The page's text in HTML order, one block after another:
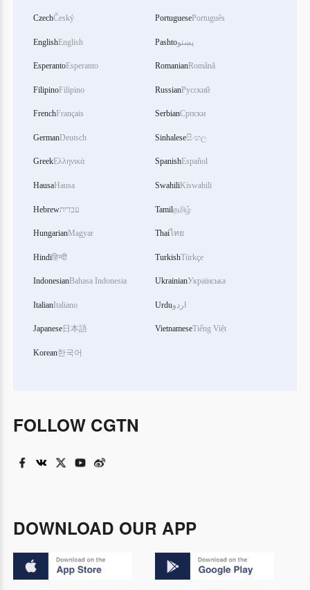
CzechČeský
EnglishEnglish
EsperantoEsperanto
FilipinoFilipino
FrenchFrançais
GermanDeutsch
GreekΕλληνικά
HausaHausa
Hebrewעברית
HungarianMagyar
Hindiहिन्दी
IndonesianBahasa Indonesia
ItalianItaliano
Japanese日本語
Korean한국어
PortuguesePortuguês
Pashtoپښتو
RomanianRomână
RussianРусский
SerbianСрпски
Sinhaleseසිංහල
SpanishEspañol
SwahiliKiswahili
Tamilதமிழ்
Thaiไทย
TurkishTürkçe
UkrainianУкраїнська
Urduاردو
VietnameseTiếng Việt
FOLLOW CGTN
DOWNLOAD OUR APP